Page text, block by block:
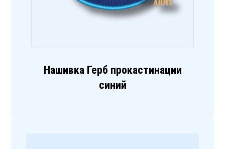
Нашивка Герб прокастинации
синий